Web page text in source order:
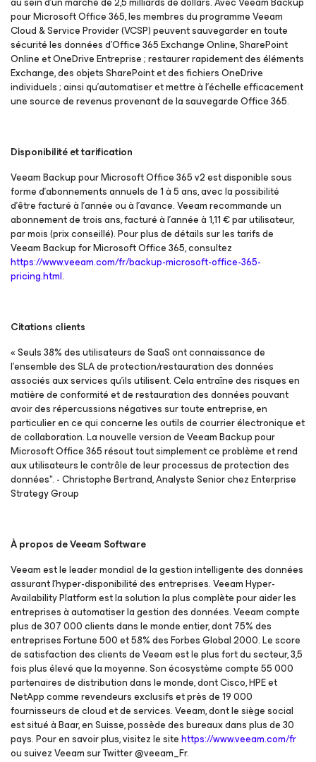
pour Microsoft Office 365, les membres du programme Veeam
Cloud & Service Provider (VCSP) peuvent sauvegarder en toute
sécurité les données d’Office 365 Exchange Online, SharePoint
Online et OneDrive Entreprise ; restaurer rapidement des éléments
Exchange, des objets SharePoint et des fichiers OneDrive
individuels ; ainsi qu’automatiser et mettre à l’échelle efficacement
une source de revenus provenant de la sauvegarde Office 365.
Disponibilité et tarification
Veeam Backuppour Microsoft Office 365 v2est disponible sous
forme d’abonnements annuels de 1 à 5 ans, avec la possibilité
d'être facturé à l’année ou à l’avance. Veeam recommande un
abonnement de trois ans, facturé à l’année à 1,11 € par utilisateur,
par mois (prix conseillé). Pour plus de détails sur les tarifs de
Veeam Backup for Microsoft Office 365, consultez
https://www.veeam.com/fr/backup-microsoft-office-365-
pricing.html.
Citations clients
« Seuls 38% des utilisateurs de SaaS ont connaissance de
l’ensemble des SLA de protection/restauration des données
associés aux services qu’ils utilisent. Cela entraîne des risques en
matière de conformité et de restauration des données pouvant
avoir des répercussions négatives sur toute entreprise, en
particulier en ce qui concerne les outils de courrier électronique et
de collaboration. La nouvelle version de Veeam Backuppour
Microsoft Office 365résout tout simplement ce problème et rend
aux utilisateurs le contrôle de leur processus de protection des
données". - Christophe Bertrand, Analyste Senior chez Enterprise
Strategy Group
À propos de Veeam Software
Veeam est le leader mondial de la gestion intelligente des données
assurant l’hyper-disponibilité des entreprises. Veeam Hyper-
Availability Platform est la solution la plus complète pour aider les
entreprises à automatiser la gestion des données. Veeam compte
plus de 307 000 clients dans le monde entier, dont 75% des
entreprises Fortune 500 et 58% des Forbes Global 2000. Le score
de satisfaction des clients de Veeam est le plus fort du secteur, 3,5
fois plus élevé que la moyenne. Son écosystème compte 55 000
partenaires de distribution dans le monde, dont Cisco, HPE et
NetApp comme revendeurs exclusifs et près de 19 000
fournisseurs de cloud et de services. Veeam, dont le siège social
est situé à Baar, en Suisse, possède des bureaux dans plus de 30
pays. Pour en savoir plus, visitez le sitehttps://www.veeam.com/fr
ou suivez Veeam sur Twitter @veeam_Fr.